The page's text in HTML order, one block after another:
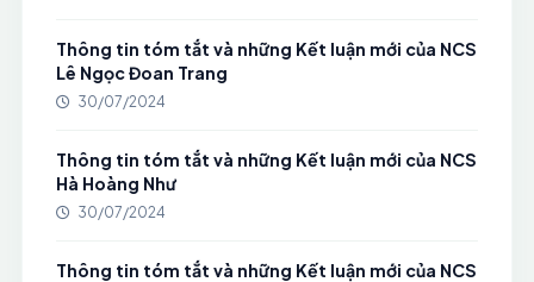
Thông tin tóm tắt và những Kết luận mới của NCS
Lê Ngọc Đoan Trang
30/07/2024
Thông tin tóm tắt và những Kết luận mới của NCS
Hà Hoàng Như
30/07/2024
Thông tin tóm tắt và những Kết luận mới của NCS